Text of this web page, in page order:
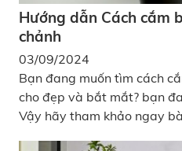
Hướng dẫn Cách cắm
chảnh
03/09/2024
Bạn đang muốn tìm cách
cho đẹp và bắt mắt? bạn
Vậy hãy tham khảo ngay